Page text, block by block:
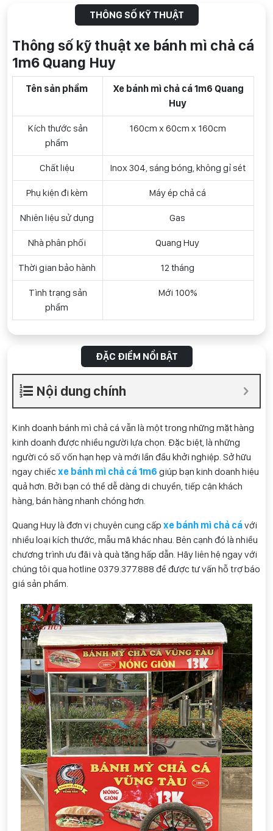
THÔNG SỐ KỸ THUẬT
Thông số kỹ thuật xe bánh mì chả cá
1m6 Quang Huy
Tên sản phẩm
Xe bánh mì chả cá 1m6 Quang
Huy
Kích thước sản
phẩm
160cm x 60cm x 160cm
Chất liệu Inox 304, sáng bóng, không gỉ sét
Phụ kiện đi kèm Máy ép chả cá
Nhiên liệu sử dụng Gas
Nhà phân phối Quang Huy
Thời gian bảo hành 12 tháng
Tình trạng sản
phẩm
Mới 100%
ĐẶC ĐIỂM NỔI BẬT
Nội dung chính
Kinh doanh bánh mì chả cá vẫn là một trong những mặt hàng
kinh doanh được nhiều người lựa chọn. Đặc biệt, là những
người có số vốn hạn hẹp và mới lần đầu khởi nghiệp. Sở hữu
ngay chiếc xe bánh mì chả cá 1m6 giúp bạn kinh doanh hiệu
quả hơn. Bởi bạn có thể dễ dàng di chuyển, tiếp cận khách
hàng, bán hàng nhanh chóng hơn.
Quang Huy là đơn vị chuyên cung cấp xe bánh mì chả cávới
nhiều loại kích thước, mẫu mã khác nhau. Bên cạnh đó là nhiều
chương trình ưu đãi và quà tặng hấp dẫn. Hãy liên hệ ngay với
chúng tôi qua hotline 0379.377.888 để được tư vấn hỗ trợ báo
giá sản phẩm.